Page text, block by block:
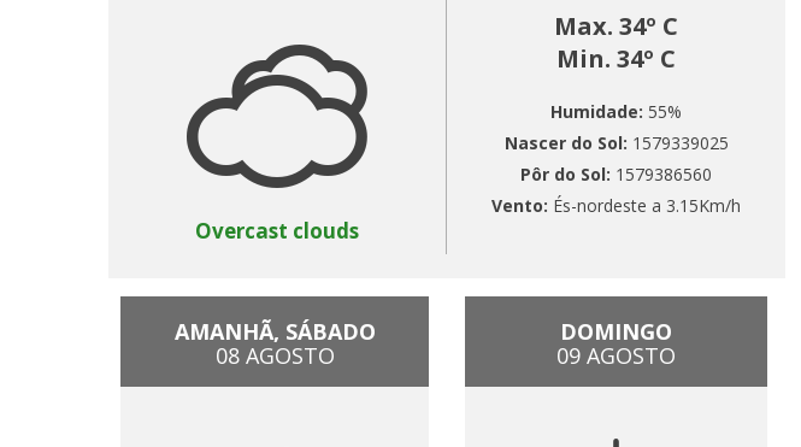
Overcast clouds
Max. 34º C
Min. 34º C
Humidade: 55%
Nascer do Sol: 1579339025
Pôr do Sol: 1579386560
Vento: És-nordeste a 3.15Km/h
AMANHÃ, SÁBADO
08 AGOSTO
DOMINGO
09 AGOSTO